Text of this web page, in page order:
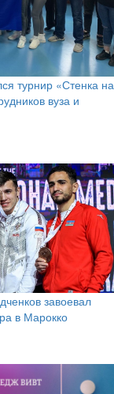
турнир «Стенка на
вуза и
завоевал
в Марокко